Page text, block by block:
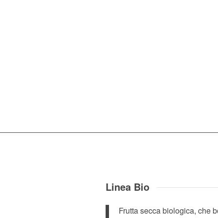
Linea Bio
Frutta secca biologica, che